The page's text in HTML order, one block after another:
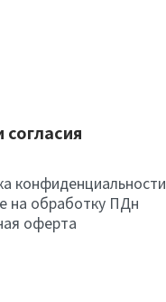
согласия
конфиденциальности
на обработку ПДн
оферта